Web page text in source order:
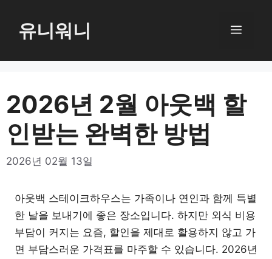
로
너
뛰
기
유니워니 메
2026년 2월 아웃백 할
인받는 완벽한 방법
2026년 02월 13일
아웃백 스테이크하우스는 가족이나 연인과 함께 특별
한 날을 보내기에 좋은 장소입니다. 하지만 외식 비용
부담이 커지는 요즘, 할인을 제대로 활용하지 않고 가
면 부담스러운 가격표를 마주할 수 있습니다. 2026년